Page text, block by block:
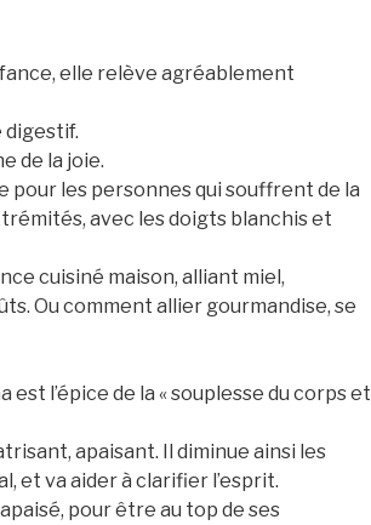
elle relève agréablement
digestif.
de la joie.
pour les personnes qui souffrent de la
avec les doigts blanchis et
cuisiné maison, alliant miel,
Ou comment allier gourmandise, se
l’épice de la « souplesse du corps et
apaisant. Il diminue ainsi les
et va aider à clarifier l’esprit.
pour être au top de ses